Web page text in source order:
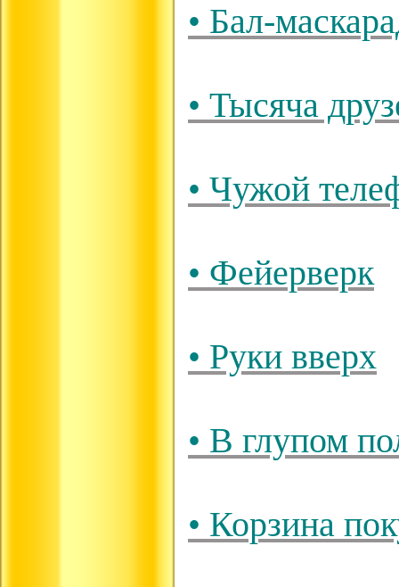
• Бал-
• Тысяча
• Чужой
• Фейерверк
• Руки вверх
• В глупом
• Корзина